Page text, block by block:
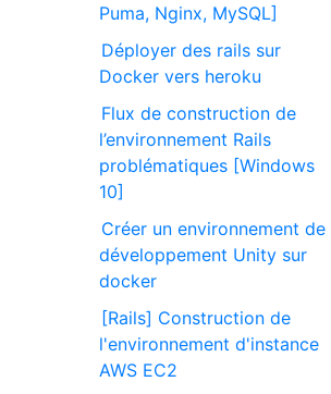
Puma, Nginx, MySQL]
Déployer des rails sur
Docker vers heroku
Flux de construction de
l’environnement Rails
problématiques [Windows
10]
Créer un environnement de
développement Unity sur
docker
[Rails] Construction de
l'environnement d'instance
AWS EC2